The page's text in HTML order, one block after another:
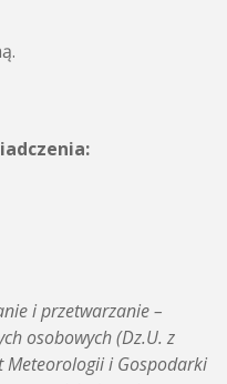
i przetwarzanie –
osobowych (Dz.U. z
Meteorologii i Gospodarki